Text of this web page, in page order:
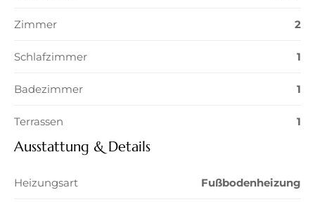
Zimmer 2
Schlafzimmer 1
Badezimmer 1
Terrassen 1
Ausstattung & Details
Heizungsart Fußbodenheizung